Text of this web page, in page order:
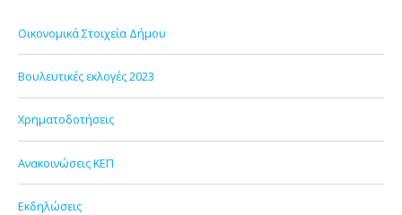
Οικονομικά Στοιχεία Δήμου
Βουλευτικές εκλογές 2023
Χρηματοδοτήσεις
Ανακοινώσεις ΚΕΠ
Εκδηλώσεις